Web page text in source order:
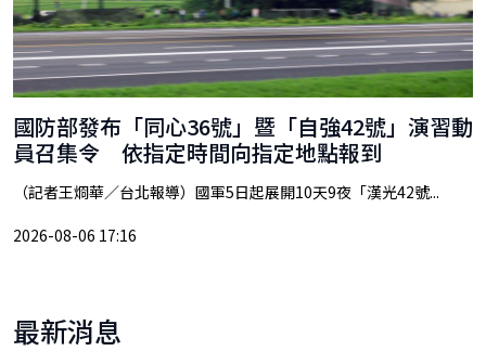
國防部發布「同心36號」暨「自強42號」演習動
員召集令 依指定時間向指定地點報到
（記者王烱華／台北報導）國軍5日起展開10天9夜「漢光42號...
2026-08-06 17:16
最新消息